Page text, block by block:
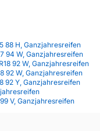
88 H, Ganzjahresreifen
94 W, Ganzjahresreifen
92 W, Ganzjahresreifen
92 W, Ganzjahresreifen
92 Y, Ganzjahresreifen
V, Ganzjahresreifen